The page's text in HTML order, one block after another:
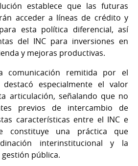
establece que las futuras
acceder a líneas de crédito y
esta política diferencial, así
del INC para inversiones en
y mejoras productivas.
comunicación remitida por el
destacó especialmente el valor
articulación, señalando que no
previos de intercambio de
características entre el INC e
constituye una práctica que
interinstitucional y la
pública.